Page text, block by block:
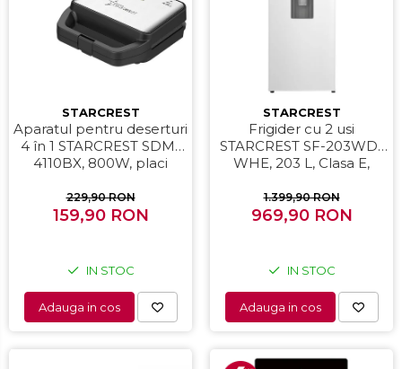
STARCREST
Aparatul pentru deserturi
4 în 1 STARCREST SDM-
4110BX, 800W, placi
ceramic pentru vafe,
nuci, gogosi si smile
229,90 RON
159,90 RON
IN STOC
Adauga in cos
STARCREST
Frigider cu 2 usi
STARCREST SF-203WD-
WHE, 203 L, Clasa E,
LED, Termostat Ajustabil,
Usi reversibile, H 145 cm,
1.399,90 RON
969,90 RON
IN STOC
Adauga in cos